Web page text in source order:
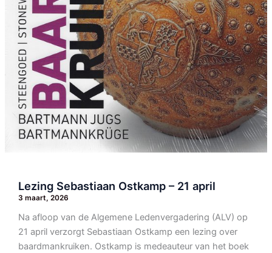
Lezing Sebastiaan Ostkamp – 21 april
3 maart, 2026
Na afloop van de Algemene Ledenvergadering (ALV) op
21 april verzorgt Sebastiaan Ostkamp een lezing over
baardmankruiken. Ostkamp is medeauteur van het boek